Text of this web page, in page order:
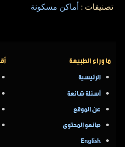
تصنيفات : أماكن مسكونة
ما وراء الطبيعة
الرئيسية
أسئلة شائعة
عن الموقع
صانعو المحتوى
English